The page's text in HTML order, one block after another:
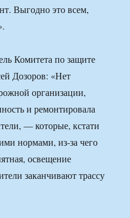
Выгодно это всем,
Комитета по защите
Дозоров: «Нет
организации,
и ремонтировала
— которые, кстати
нормами, из-за чего
освещение
заканчивают трассу